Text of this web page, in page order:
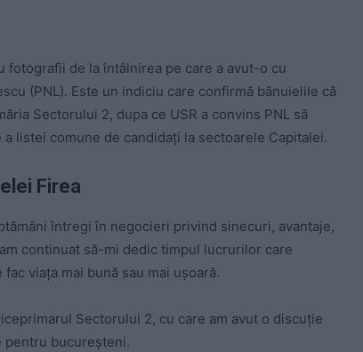
fotografii de la întâlnirea pe care a avut-o cu
(PNL). Este un indiciu care confirmă bănuielile că
Sectorului 2, dupa ce USR a convins PNL să
listei comune de candidați la sectoarele Capitalei.
Firea
întregi în negocieri privind sinecuri, avantaje,
continuat să-mi dedic timpul lucrurilor care
viața mai bună sau mai ușoară.
Sectorului 2, cu care am avut o discuție
pentru bucureșteni.